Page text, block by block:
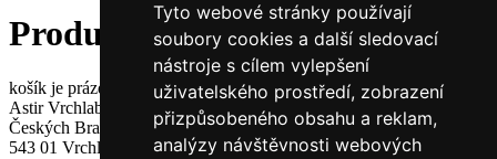
Tyto webové stránky používají
soubory cookies a další sledovací
nástroje s cílem vylepšení
uživatelského prostředí, zobrazení
přizpůsobeného obsahu a reklam,
analýzy návštěvnosti webových
Produkty v košíku
košík je prázdný
Astir Vrchlabí, s.r.o.
Českých Bratří 1376
543 01 Vrchlabí